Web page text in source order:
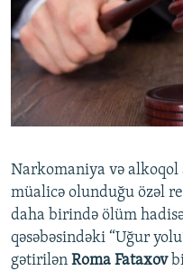
İNFOQRAFIKA
KARIKATURA
AZƏRBAYCAN ƏDƏBIYYATI
İSLAM VƏ DEMOKRATIYA
İZ - MƏDƏNIYYƏT PROQRAMI
MISSIYAMIZ
PEŞƏ ETIKASI VƏ
MATERIALLARIMIZDAN
AZADLIQRADIOSU MOBIL
XƏBƏR BÜLLETENLƏRIMIZ
BIZI IZLƏ
RFE/RL-in bütün
Narkomaniya və alkoqol
müalicə olunduğu özəl
daha birində ölüm
qəsəbəsindəki “Uğur
gətirilən Roma Fataxov